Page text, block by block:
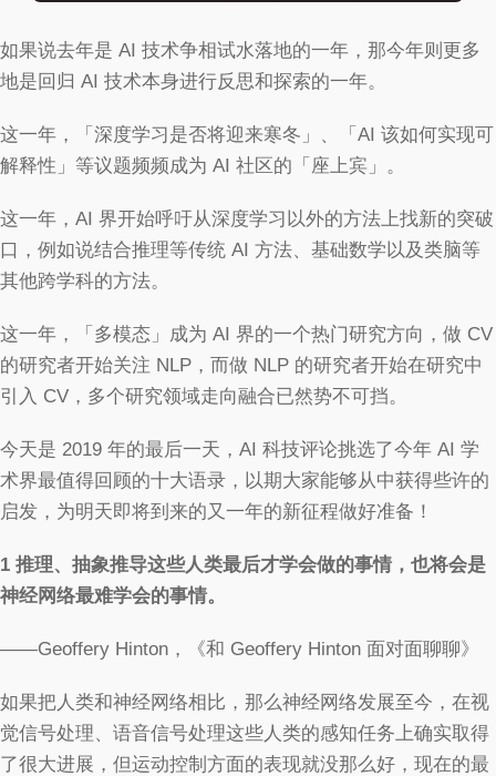
如果说去年是 AI 技术争相试水落地的一年，那今年则更多
地是回归 AI 技术本身进行反思和探索的一年。
这一年，「深度学习是否将迎来寒冬」、「AI 该如何实现可
解释性」等议题频频成为 AI 社区的「座上宾」。
这一年，AI 界开始呼吁从深度学习以外的方法上找新的突破
口，例如说结合推理等传统 AI 方法、基础数学以及类脑等
其他跨学科的方法。
这一年，「多模态」成为 AI 界的一个热门研究方向，做 CV
的研究者开始关注 NLP，而做 NLP 的研究者开始在研究中
引入 CV，多个研究领域走向融合已然势不可挡。
今天是 2019 年的最后一天，AI 科技评论挑选了今年 AI 学
术界最值得回顾的十大语录，以期大家能够从中获得些许的
启发，为明天即将到来的又一年的新征程做好准备！
1 推理、抽象推导这些人类最后才学会做的事情，也将会是
神经网络最难学会的事情。
——Geoffery Hinton，《和 Geoffery Hinton 面对面聊聊》
如果把人类和神经网络相比，那么神经网络发展至今，在视
觉信号处理、语音信号处理这些人类的感知任务上确实取得
了很大进展，但运动控制方面的表现就没那么好，现在的最